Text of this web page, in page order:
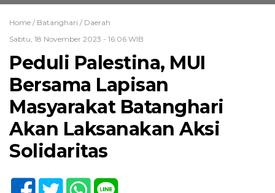
Home / Batanghari / Daerah
Sabtu, 18 November 2023 - 16:06 WIB
Peduli Palestina, MUI
Bersama Lapisan
Masyarakat Batanghari
Akan Laksanakan Aksi
Solidaritas